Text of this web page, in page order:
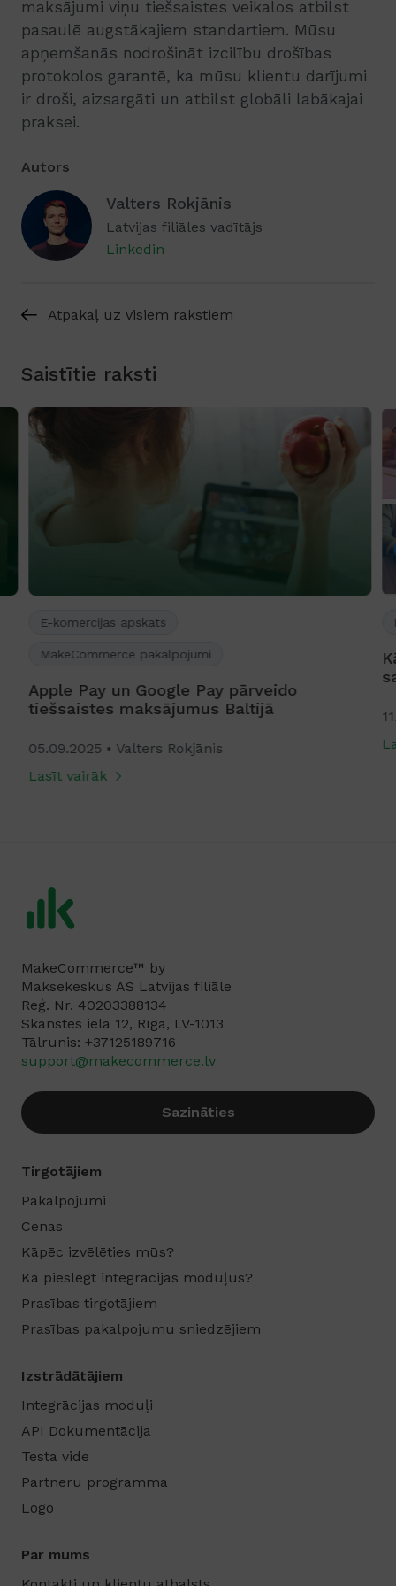
maksājumi viņu tiešsaistes veikalos atbilst
pasaulē augstākajiem standartiem. Mūsu
apņemšanās nodrošināt izcilību drošības
protokolos garantē, ka mūsu klientu darījumi
ir droši, aizsargāti un atbilst globāli labākajai
praksei.
Autors
Valters Rokjānis
Latvijas filiāles vadītājs
Linkedin
Atpakaļ uz visiem rakstiem
Saistītie raksti
E-komercijas apskats
MakeCommerce pakalpojumi
Apple Pay un Google Pay pārveido
tiešsaistes maksājumus Baltijā
05.09.2025
Valters Rokjānis
Lasīt vairāk
MakeCommerce™ by
Maksekeskus AS Latvijas filiāle
Reģ. Nr. 40203388134
Skanstes iela 12, Rīga, LV-1013
Tālrunis: +37125189716‬
support@makecommerce.lv
Sazināties
Tirgotājiem
Pakalpojumi
Cenas
Kāpēc izvēlēties mūs?
Kā pieslēgt integrācijas moduļus?
Prasības tirgotājiem
Prasības pakalpojumu sniedzējiem
Izstrādātājiem
Integrācijas moduļi
API Dokumentācija
Testa vide
Partneru programma
Logo
Par mums